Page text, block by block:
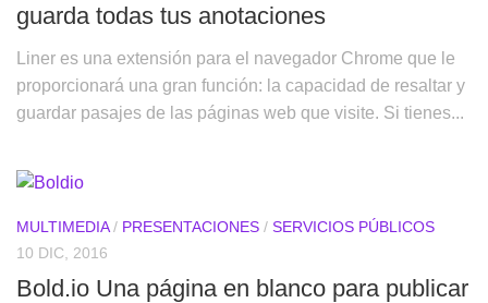
guarda todas tus anotaciones
Liner es una extensión para el navegador Chrome que le
proporcionará una gran función: la capacidad de resaltar y
guardar pasajes de las páginas web que visite. Si tienes...
MULTIMEDIA/ PRESENTACIONES / SERVICIOS PÚBLICOS
10 DIC, 2016
Bold.io Una página en blanco para publicar